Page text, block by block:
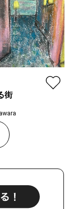
街